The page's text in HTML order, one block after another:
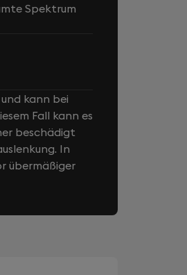
Spektrum
kann bei
Fall kann es
beschädigt
In
übermäßiger